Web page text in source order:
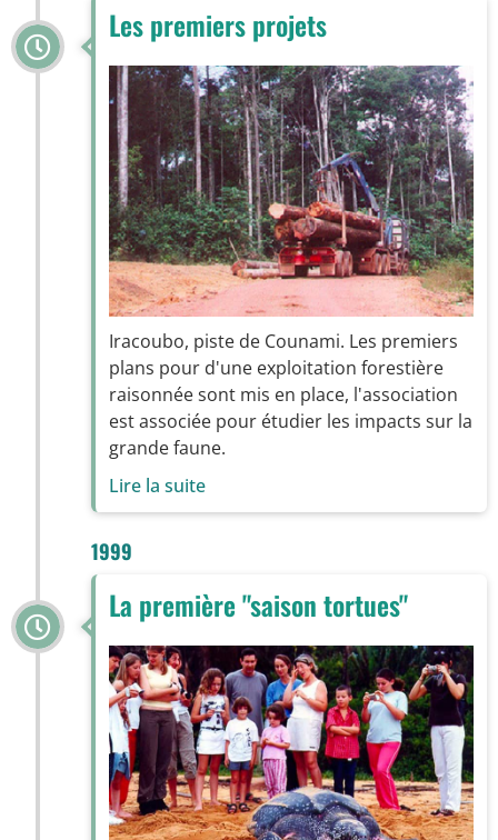
Les premiers projets
Iracoubo, piste de Counami. Les premiers
plans pour d'une exploitation forestière
raisonnée sont mis en place, l'association
est associée pour étudier les impacts sur la
grande faune.
Lire la suite
1999
La première "saison tortues"